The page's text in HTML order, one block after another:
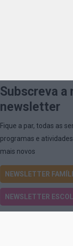
Subscreva a
newsletter
Fique a par, todas as
programas e
mais novos
NEWSLETTER
NEWSLETTER